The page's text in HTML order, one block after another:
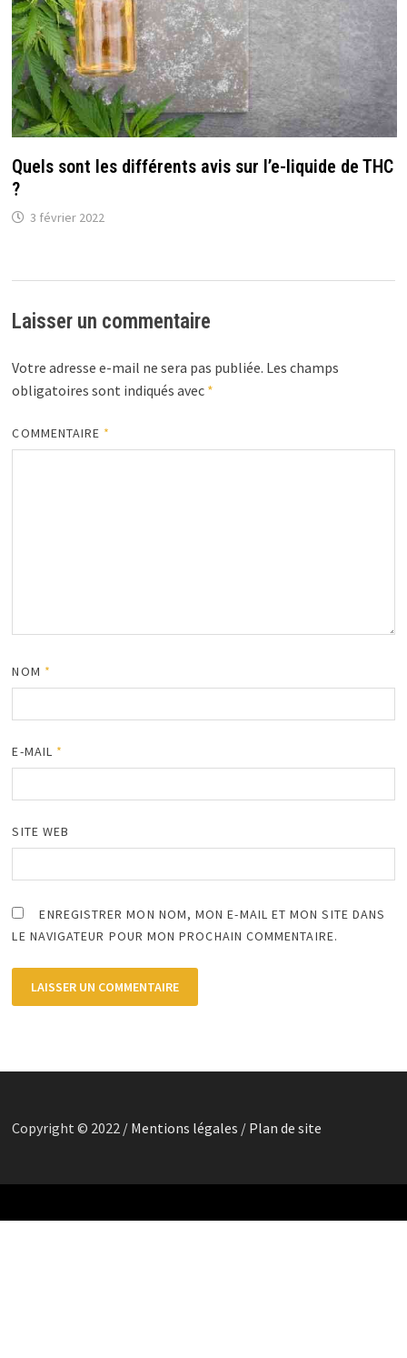
Quels sont les différents avis sur l’e-liquide de THC
?
3 février 2022
Laisser un commentaire
Votre adresse e-mail ne sera pas publiée. Les champs
obligatoires sont indiqués avec *
COMMENTAIRE *
NOM *
E-MAIL *
SITE WEB
ENREGISTRER MON NOM, MON E-MAIL ET MON SITE DANS
LE NAVIGATEUR POUR MON PROCHAIN COMMENTAIRE.
Copyright © 2022 / Mentions légales / Plan de site